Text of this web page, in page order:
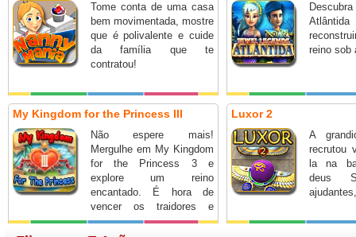
Tome conta de uma casa
bem movimentada, mostre
que é polivalente e cuide
da família que te
contratou!
reino sob
My Kingdom for the Princess III
Não espere mais!
Mergulhe em My Kingdom
for the Princess 3 e
explore um reino
encantado. É hora de
vencer os traidores e
reconstruir o reino!
Luxor 2
A
recrutou
la na
deus